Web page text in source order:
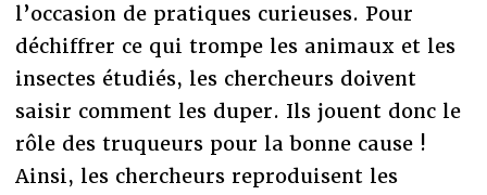
l’occasion de pratiques curieuses. Pour
déchiffrer ce qui trompe les animaux et les
insectes étudiés, les chercheurs doivent
saisir comment les duper. Ils jouent donc le
rôle des truqueurs pour la bonne cause !
Ainsi, les chercheurs reproduisent les